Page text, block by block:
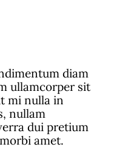
diam
ullamcorper sit
mi nulla in
nullam
dui pretium
amet.